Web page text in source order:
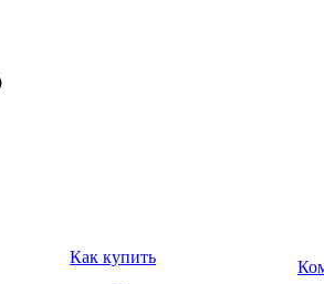
Как купить